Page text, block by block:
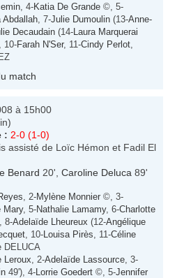
, 4-Katia De Grande ©, 5-
Abdallah , 7-Julie Dumoulin (13-Anne-
Decaudain (14- Laura Marquerai
, 10-Farah N'Ser, 11-Cindy Perlot
match
à 15h00
: 2-0 (1-0)
assisté de Loïc Hémon et Fadil El
Benard 20', Caroline Deluca 89'
, 2-Mylène Monnier ©, 3-
Mary, 5-Nathalie Lamamy, 6-Charlotte
, 8-Adelaïde Lheureux (12-Angélique
, 10- Louisa Pirès , 11-Céline
DELUCA
Leroux , 2-Adelaïde Lassource , 3-
49'), 4- Lorrie Goedert ©, 5-Jennifer